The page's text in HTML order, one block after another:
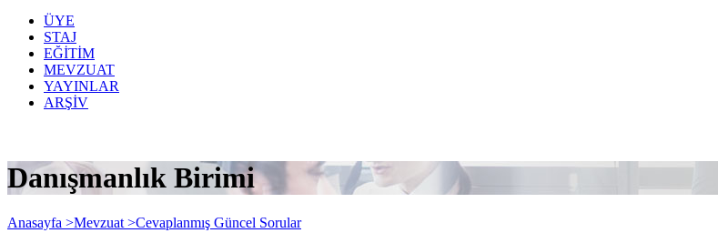
ÜYE
STAJ
EĞİTİM
MEVZUAT
YAYINLAR
ARŞİV
Danışmanlık Birimi
Anasayfa >Mevzuat >Cevaplanmış Güncel Sorular